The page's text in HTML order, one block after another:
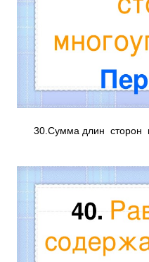
30.Сумма длин сторон